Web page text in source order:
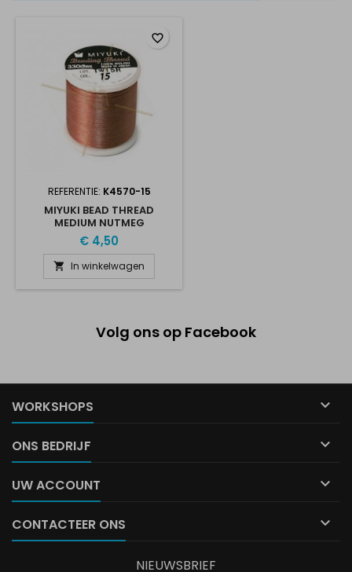
REFERENTIE: K4570-15
MIYUKI BEAD THREAD
MEDIUM NUTMEG
€ 4,50
 In winkelwagen
favorite_border
Volg ons op Facebook
WORKSHOPS 
ONS BEDRIJF 
UW ACCOUNT 
CONTACTEER ONS 
NIEUWSBRIEF